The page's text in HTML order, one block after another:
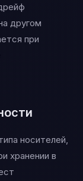
другом
при
носителей,
хранении в